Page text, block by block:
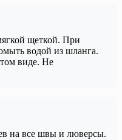
щеткой. При
водой из шланга.
виде. Не
на все швы и люверсы.